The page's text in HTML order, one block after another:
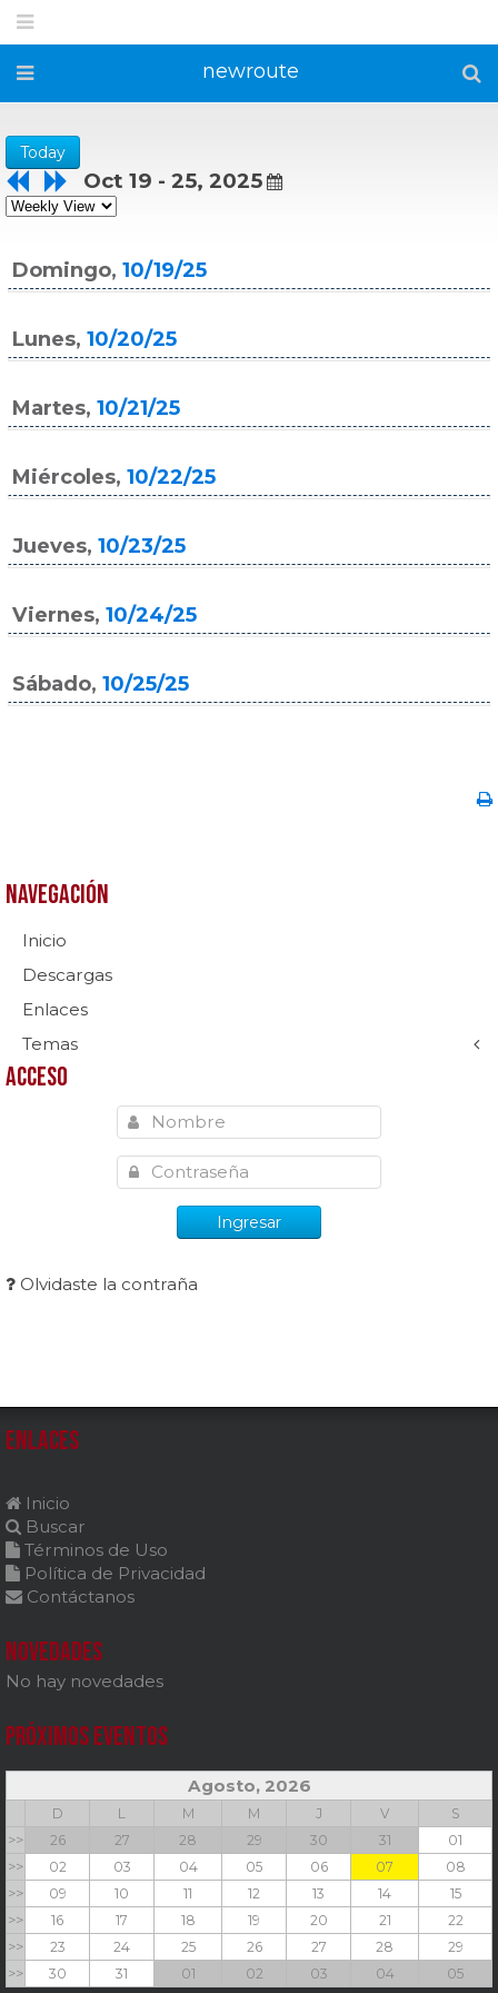
newroute
Today
Oct 19 - 25, 2025
Domingo, 10/19/25
Lunes, 10/20/25
Martes, 10/21/25
Miércoles, 10/22/25
Jueves, 10/23/25
Viernes, 10/24/25
Sábado, 10/25/25
Navegación
Inicio
Descargas
Enlaces
Temas
Acceso
Ingresar
Olvidaste la contraña
Enlaces
Inicio
Buscar
Términos de Uso
Política de Privacidad
Contáctanos
Novedades
No hay novedades
Próximos Eventos
Agosto, 2026
D L M M J V
S
>>
26 27 28 29 30 31
01
>>
02 03 04 05 06 07
08
>>
09 10 11 12 13 14
15
>>
16 17 18 19 20 21
22
>>
23 24 25 26 27 28
29
>>
30 31 01 02 03 04 05